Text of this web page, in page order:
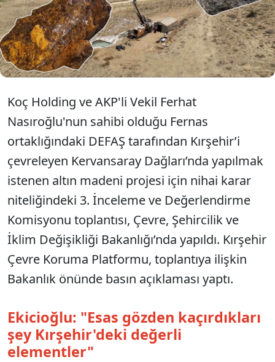
kaynaklarını kurutacak Ankara’yı da zehirleyecek.
Kırşehir Belediye Başkanı Selahattin Ekicioğlu ise;
Firma, 'değerli elementler yok' diyor. Firmanın aldığı
karotlarından tahliller yaptıralım ve tarafsız bir
kurum bunu raporlasın" dedi.
Koç Holding ve AKP'li Vekil Ferhat
Nasıroğlu'nun sahibi olduğu Fernas
ortaklığındaki DEFAŞ tarafından Kırşehir’i
çevreleyen Kervansaray Dağları’nda yapılmak
istenen altın madeni projesi için nihai karar
niteliğindeki 3. İnceleme ve Değerlendirme
Komisyonu toplantısı, Çevre, Şehircilik ve
İklim Değişikliği Bakanlığı’nda yapıldı. Kırşehir
Çevre Koruma Platformu, toplantıya ilişkin
Bakanlık önünde basın açıklaması yaptı.
Ekicioğlu: "Esas gözden kaçırdıkları
şey Kırşehir'deki değerli
elementler"